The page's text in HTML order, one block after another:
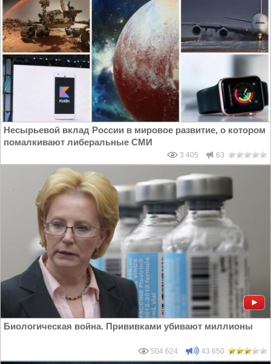
Несырьевой вклад России в мировое развитие, о котором
помалкивают либеральные СМИ
3 405 63
Биологическая война. Прививками убивают миллионы
504 624 43 650